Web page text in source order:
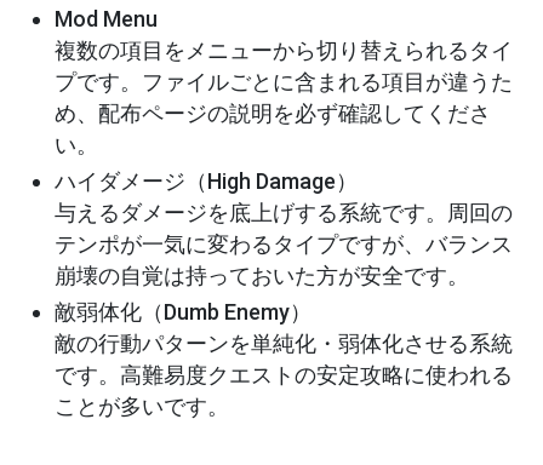
Mod Menu
複数の項目をメニューから切り替えられるタイ
プです。ファイルごとに含まれる項目が違うた
め、配布ページの説明を必ず確認してくださ
い。
ハイダメージ（High Damage）
与えるダメージを底上げする系統です。周回の
テンポが一気に変わるタイプですが、バランス
崩壊の自覚は持っておいた方が安全です。
敵弱体化（Dumb Enemy）
敵の行動パターンを単純化・弱体化させる系統
です。高難易度クエストの安定攻略に使われる
ことが多いです。